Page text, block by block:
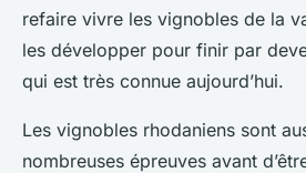
refaire vivre les vignobles de la
les développer pour finir par
qui est très connue aujourd’hui.
Les vignobles rhodaniens sont
nombreuses épreuves avant